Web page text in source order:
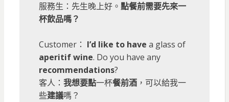
服務生：先生晚上好。 點餐前需要先來一
杯飲品嗎？
Customer： I’d like to have a glass of
aperitif wine. Do you have any
recommendations?
客人： 我想要點一杯餐前酒，可以給我一
些建議嗎？